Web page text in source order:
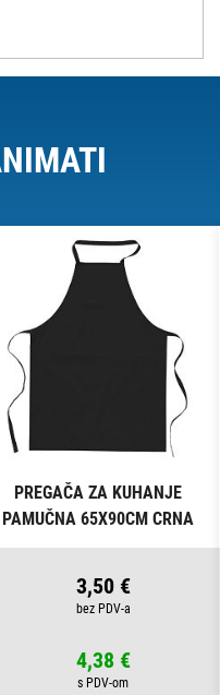
PREGAČA ZA KUHANJE
PAMUČNA 65X90CM CRNA
3,50 €
4,38 €